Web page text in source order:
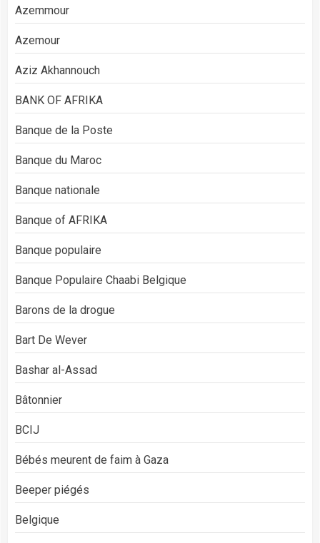
Azemmour
Azemour
Aziz Akhannouch
BANK OF AFRIKA
Banque de la Poste
Banque du Maroc
Banque nationale
Banque of AFRIKA
Banque populaire
Banque Populaire Chaabi Belgique
Barons de la drogue
Bart De Wever
Bashar al-Assad
Bâtonnier
BCIJ
Bébés meurent de faim à Gaza
Beeper piégés
Belgique